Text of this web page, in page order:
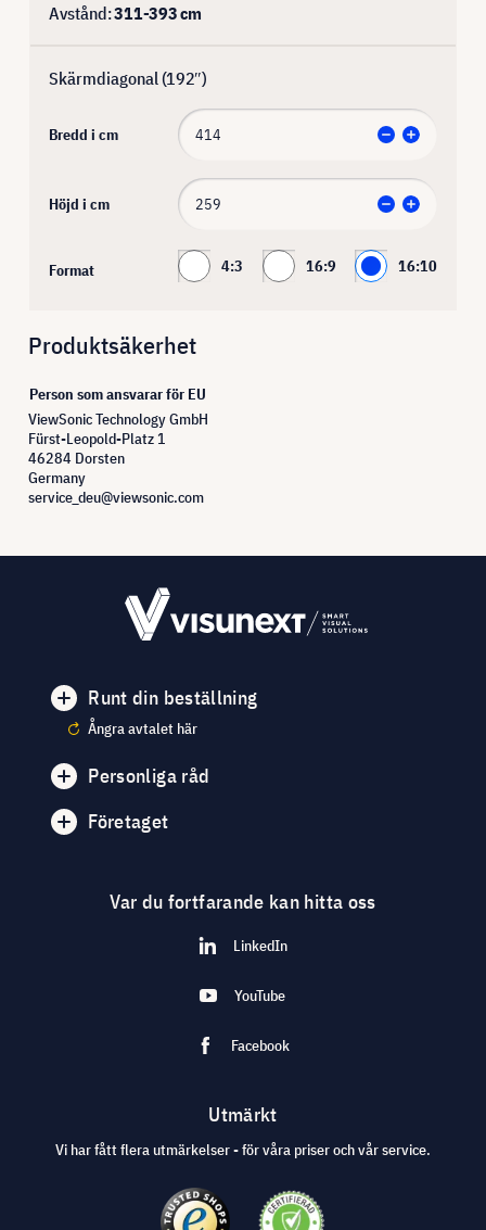
Avstånd:311-393cm
Skärmdiagonal (192″)
Bredd i cm
Höjd i cm
Format 4:3 16:9 16:10
Produktsäkerhet
Person som ansvarar för EU
ViewSonic Technology GmbH
Fürst-Leopold-Platz 1
46284 Dorsten
Germany
service_deu@viewsonic.com
Runt din beställning
Ångra avtalet här
Personliga råd
Företaget
Var du fortfarande kan hitta oss
LinkedIn
YouTube
Facebook
Utmärkt
Vi har fått flera utmärkelser - för våra priser och vår service.